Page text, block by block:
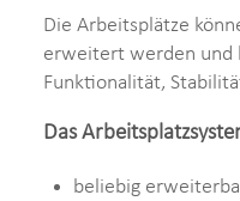
Die Arbeitsplätze
erweitert werden und
Funktionalität,
Das
beliebig